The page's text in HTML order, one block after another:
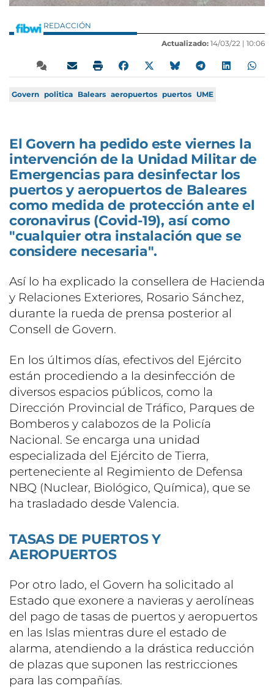
REDACCIÓN
Actualizado: 14/03/22 | 10:06
Govern politica Balears aeropuertos puertos UME
El Govern ha pedido este viernes la
intervención de la Unidad Militar de
Emergencias para desinfectar los
puertos y aeropuertos de Baleares
como medida de protección ante el
coronavirus (Covid-19), así como
"cualquier otra instalación que se
considere necesaria".
Así lo ha explicado la consellera de Hacienda
y Relaciones Exteriores, Rosario Sánchez,
durante la rueda de prensa posterior al
Consell de Govern.
En los últimos días, efectivos del Ejército
están procediendo a la desinfección de
diversos espacios públicos, como la
Dirección Provincial de Tráfico, Parques de
Bomberos y calabozos de la Policía
Nacional. Se encarga una unidad
especializada del Ejército de Tierra,
perteneciente al Regimiento de Defensa
NBQ (Nuclear, Biológico, Química), que se
ha trasladado desde Valencia.
TASAS DE PUERTOS Y
AEROPUERTOS
Por otro lado, el Govern ha solicitado al
Estado que exonere a navieras y aerolíneas
del pago de tasas de puertos y aeropuertos
en las Islas mientras dure el estado de
alarma, atendiendo a la drástica reducción
de plazas que suponen las restricciones
para las compañías.